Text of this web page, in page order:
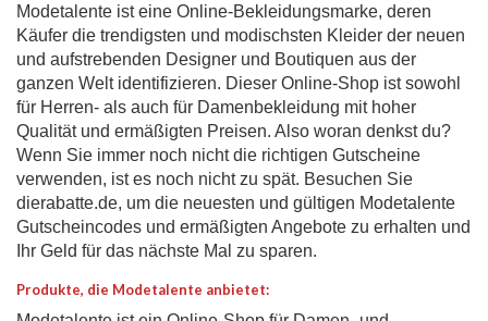
Modetalente ist eine Online-Bekleidungsmarke, deren
Käufer die trendigsten und modischsten Kleider der neuen
und aufstrebenden Designer und Boutiquen aus der
ganzen Welt identifizieren. Dieser Online-Shop ist sowohl
für Herren- als auch für Damenbekleidung mit hoher
Qualität und ermäßigten Preisen. Also woran denkst du?
Wenn Sie immer noch nicht die richtigen Gutscheine
verwenden, ist es noch nicht zu spät. Besuchen Sie
dierabatte.de, um die neuesten und gültigen Modetalente
Gutscheincodes und ermäßigten Angebote zu erhalten und
Ihr Geld für das nächste Mal zu sparen.
Produkte, die Modetalente anbietet: